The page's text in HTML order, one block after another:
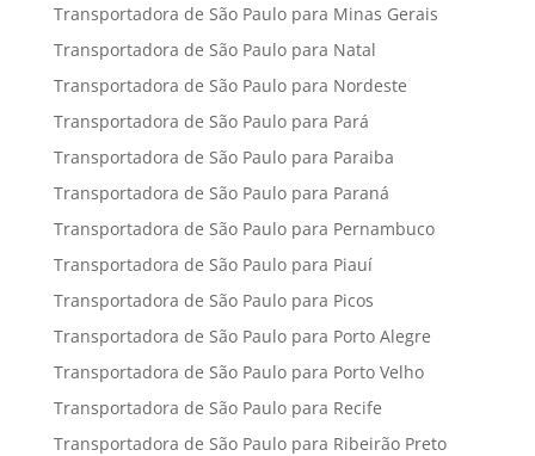
Transportadora de São Paulo para Minas Gerais
Transportadora de São Paulo para Natal
Transportadora de São Paulo para Nordeste
Transportadora de São Paulo para Pará
Transportadora de São Paulo para Paraiba
Transportadora de São Paulo para Paraná
Transportadora de São Paulo para Pernambuco
Transportadora de São Paulo para Piauí
Transportadora de São Paulo para Picos
Transportadora de São Paulo para Porto Alegre
Transportadora de São Paulo para Porto Velho
Transportadora de São Paulo para Recife
Transportadora de São Paulo para Ribeirão Preto